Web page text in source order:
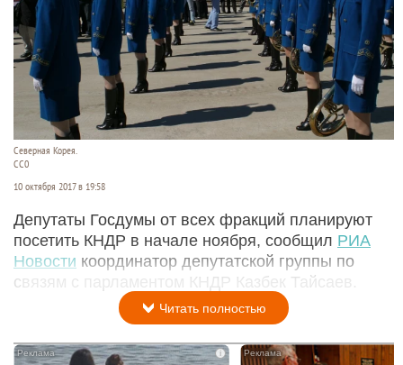
Северная Корея.
СС0
10 октября 2017 в 19:58
Депутаты Госдумы от всех фракций планируют
посетить КНДР в начале ноября, сообщил РИА
Новости координатор депутатской группы по
связям с парламентом КНДР Казбек Тайсаев.
Читать полностью
i